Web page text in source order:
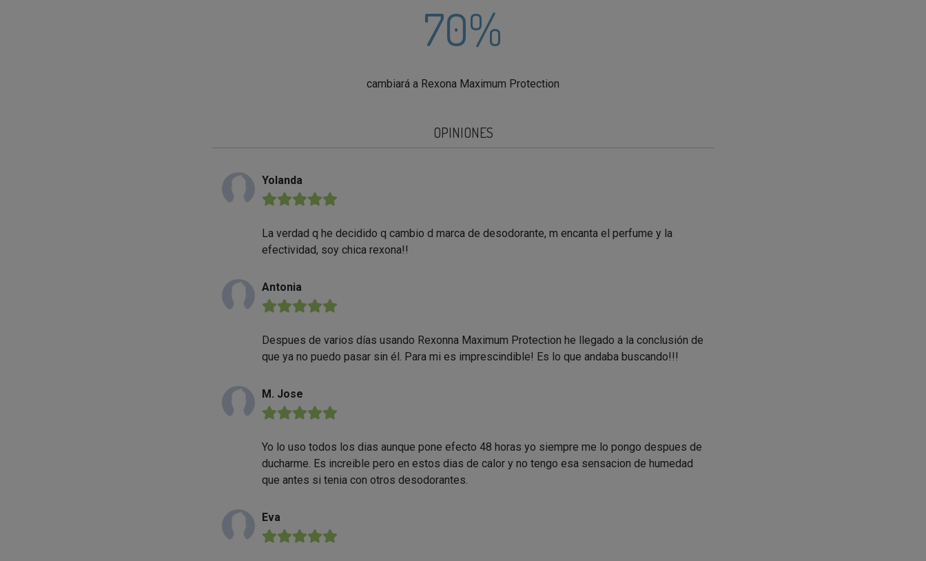
70%
cambiará a Rexona Maximum Protection
OPINIONES
Yolanda
★★★★★
La verdad q he decidido q cambio d marca de desodorante, m encanta el perfume y la
efectividad, soy chica rexona!!
Antonia
★★★★★
Despues de varios días usando Rexonna Maximum Protection he llegado a la conclusión de
que ya no puedo pasar sin él. Para mi es imprescindible! Es lo que andaba buscando!!!
M. Jose
★★★★★
Yo lo uso todos los dias aunque pone efecto 48 horas yo siempre me lo pongo despues de
ducharme. Es increible pero en estos dias de calor y no tengo esa sensacion de humedad
que antes si tenia con otros desodorantes.
Eva
★★★★★